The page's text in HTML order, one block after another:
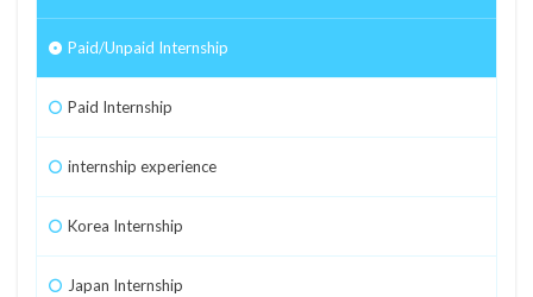
Paid/Unpaid Internship
Paid Internship
internship experience
Korea Internship
Japan Internship